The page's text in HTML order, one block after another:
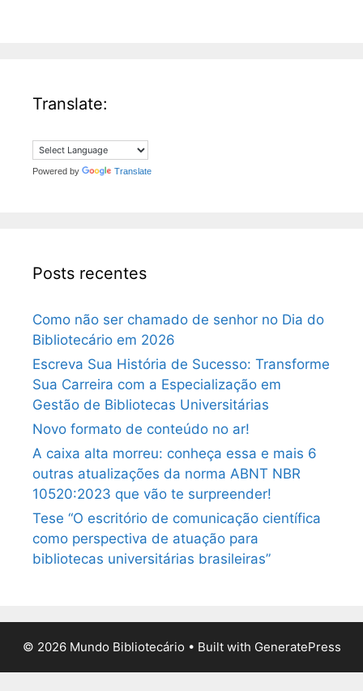
Translate:
Powered by Translate
Posts recentes
Como não ser chamado de senhor no Dia do
Bibliotecário em 2026
Escreva Sua História de Sucesso: Transforme
Sua Carreira com a Especialização em
Gestão de Bibliotecas Universitárias
Novo formato de conteúdo no ar!
A caixa alta morreu: conheça essa e mais 6
outras atualizações da norma ABNT NBR
10520:2023 que vão te surpreender!
Tese “O escritório de comunicação científica
como perspectiva de atuação para
bibliotecas universitárias brasileiras”
© 2026 Mundo Bibliotecário • Built with GeneratePress